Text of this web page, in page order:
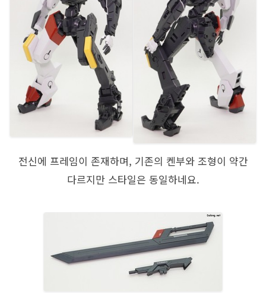
전신에 프레임이 존재하며, 기존의 켄부와 조형이 약간
다르지만 스타일은 동일하네요.